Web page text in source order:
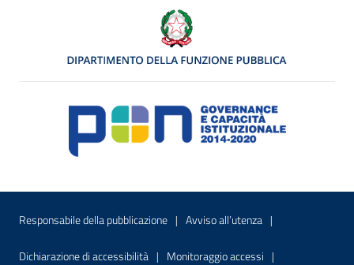
Menu di servizio
Responsabile della pubblicazione Sito interno - Apre in una nuova
Avviso all’utenza Sito interno -
Dichiarazione di accessibilità Sito interno - Apre in una nuova finestra
Monitoraggio accessi Sito interno -